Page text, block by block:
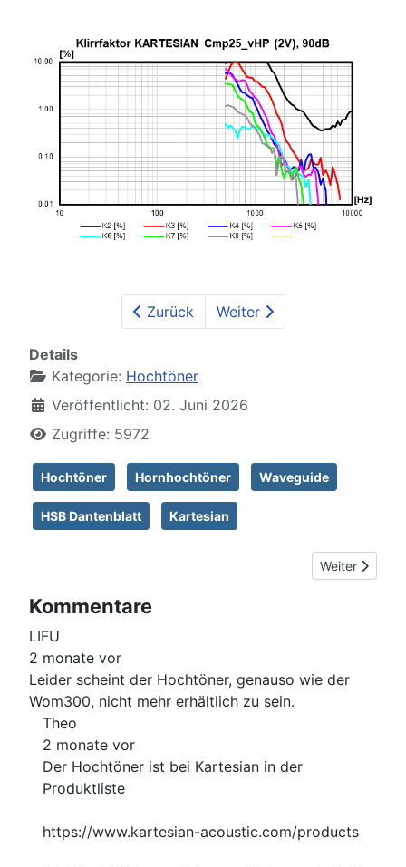
Zurück Weiter
Details
Kategorie: Hochtöner
Veröffentlicht: 02. Juni 2026
Zugriffe: 5972
Hochtöner Hornhochtöner Waveguide
HSB Dantenblatt Kartesian
Nächster
Weiter
Kommentare
LIFU
2 monate vor
Leider scheint der Hochtöner, genauso wie der
Wom300, nicht mehr erhältlich zu sein.
Theo
2 monate vor
Der Hochtöner ist bei Kartesian in der
Produktliste
https://www.kartesian-acoustic.com/products